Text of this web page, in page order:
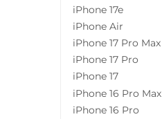
iPhone 17e
iPhone Air
iPhone 17 Pro Max
iPhone 17 Pro
iPhone 17
iPhone 16 Pro Max
iPhone 16 Pro